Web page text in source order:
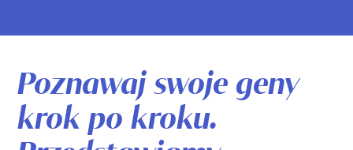
Poznawaj swoje geny
krok po kroku.